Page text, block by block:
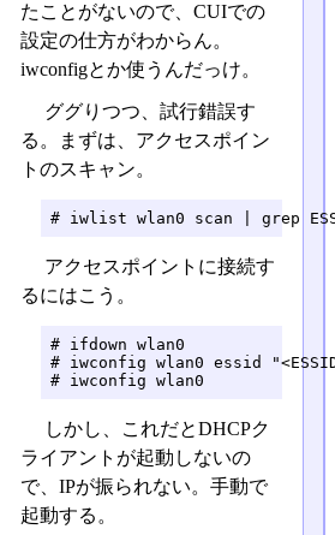
たことがないので、CUIでの
設定の仕方がわからん。
iwconfigとか使うんだっけ。
ググりつつ、試行錯誤す
る。まずは、アクセスポイン
トのスキャン。
# iwlist wlan0 scan | grep
アクセスポイントに接続す
るにはこう。
# ifdown wlan0
# iwconfig wlan0 essid
# iwconfig wlan0
しかし、これだとDHCPク
ライアントが起動しないの
で、IPが振られない。手動で
起動する。